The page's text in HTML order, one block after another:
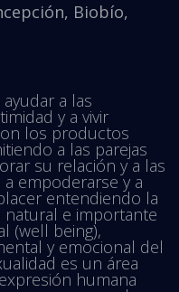
Biobío,
a las
y a vivir
los productos
a las parejas
su relación y a las
empoderarse y a
entendiendo la
e importante
(well being),
y emocional del
es un área
humana